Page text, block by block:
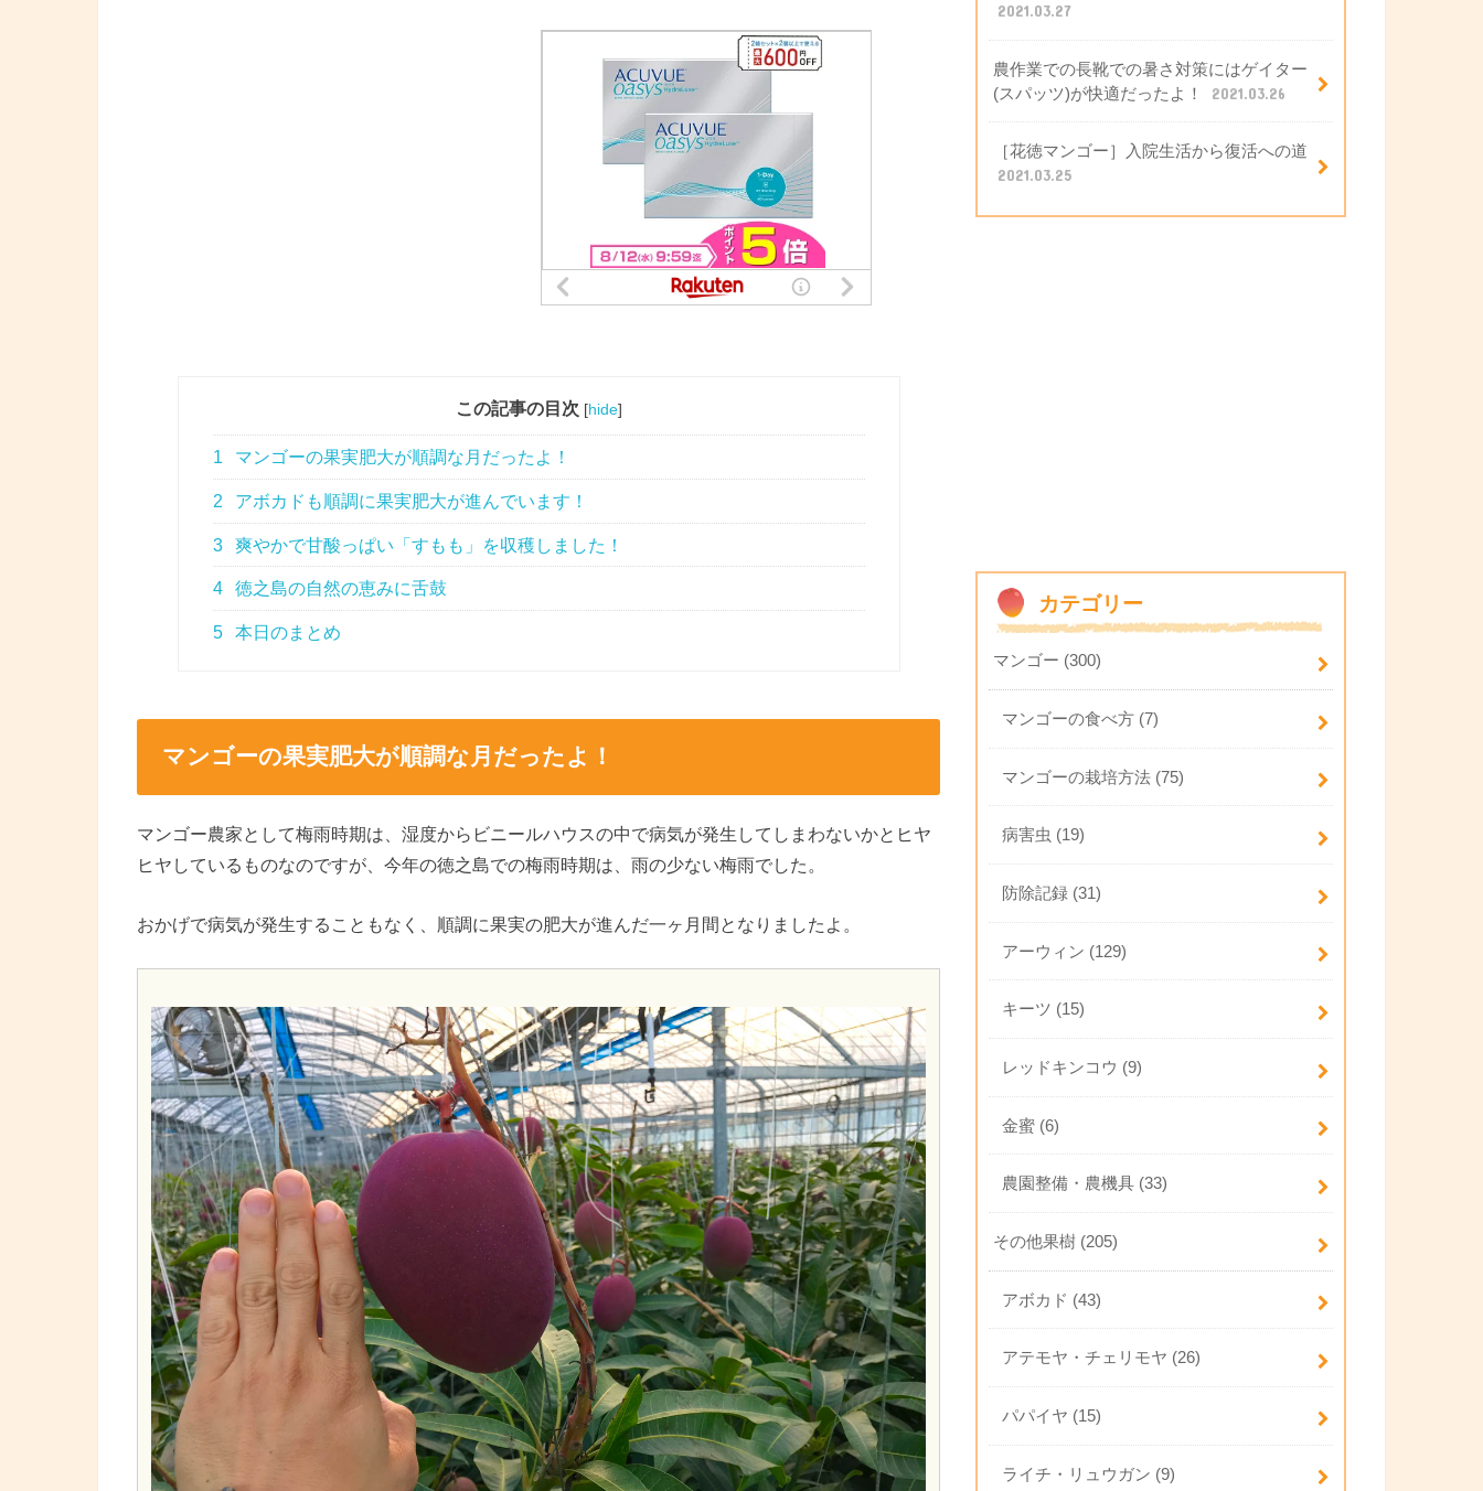
この記事の目次 [hide]
1 マンゴーの果実肥大が順調な月だったよ！
2 アボカドも順調に果実肥大が進んでいます！
3 爽やかで甘酸っぱい「すもも」を収穫しました！
4 徳之島の自然の恵みに舌鼓
5 本日のまとめ
マンゴーの果実肥大が順調な月だったよ！
マンゴー農家として梅雨時期は、湿度からビニールハウスの中で病気が発生してしまわないかとヒヤ
ヒヤしているものなのですが、今年の徳之島での梅雨時期は、雨の少ない梅雨でした。
おかげで病気が発生することもなく、順調に果実の肥大が進んだ一ヶ月間となりましたよ。
2021.03.27
農作業での長靴での暑さ対策にはゲイター
(スパッツ)が快適だったよ！
2021.03.26
［花徳マンゴー］入院生活から復活への道
2021.03.25
カテゴリー
マンゴー (300)
マンゴーの食べ方 (7)
マンゴーの栽培方法 (75)
病害虫 (19)
防除記録 (31)
アーウィン (129)
キーツ (15)
レッドキンコウ (9)
金蜜 (6)
農園整備・農機具 (33)
その他果樹 (205)
アボカド (43)
アテモヤ・チェリモヤ (26)
パパイヤ (15)
ライチ・リュウガン (9)